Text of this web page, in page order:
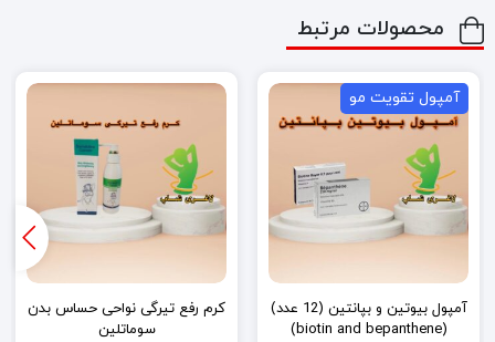
محصولات مرتبط
آمپول تقویت مو
آمپول بیوتین و بپانتین (12 عدد)
(biotin and bepanthene)
کرم رفع تیرگی نواحی حساس بدن
سوماتلین